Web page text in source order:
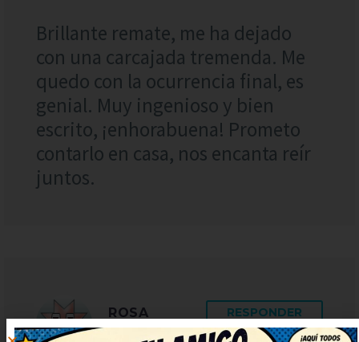
Brillante remate, me ha dejado
con una carcajada tremenda. Me
quedo con la ocurrencia final, es
genial. Muy ingenioso y bien
escrito, ¡enhorabuena! Prometo
contarlo en casa, nos encanta reír
juntos.
ROSA RESPONDER